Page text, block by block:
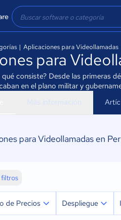
| Aplicaciones para Videollamadas
para
consiste? Desde las primeras
en el plano militar y
Más información
para Videollamadas en
filtros
de Precios Despliegue